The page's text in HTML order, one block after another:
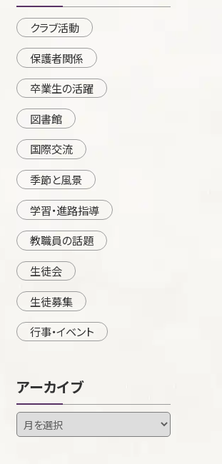
クラブ活動
保護者関係
卒業生の活躍
図書館
国際交流
季節と風景
学習・進路指導
教職員の話題
生徒会
生徒募集
行事・イベント
アーカイブ